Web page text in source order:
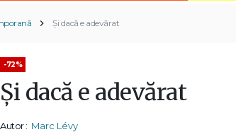
Şi dacă e adevărat
-72%
Şi dacă e adevărat
Autor : Marc Lévy